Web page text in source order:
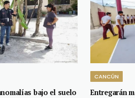
bajo el suelo
CANCÚN
Entregarán